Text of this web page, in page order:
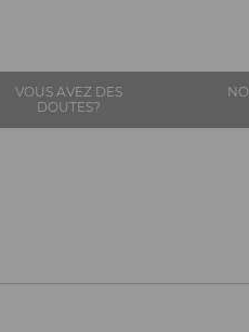
VOUS AVEZ DES
DOUTES?